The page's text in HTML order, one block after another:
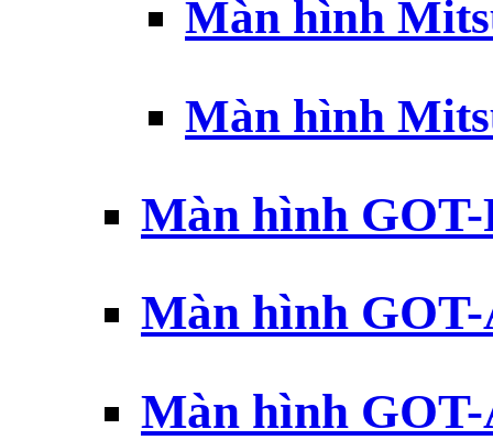
Màn hình
Màn hình
Màn hình GOT-
Màn hình
Màn hình